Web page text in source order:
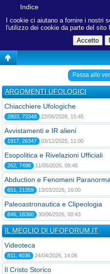
I cookie ci aiutano a fornire i nostri
l'utilizzo dei cookie da parte del sito
Indice
Passa allo
ARGOMENTI UFOLOGICI
Chiacchiere Ufologiche
2803, 73348 22/06/2026, 15:45
Avvistamenti e IR alieni
1917, 26347 03/12/2025, 11:00
Esopolitica e Rivelazioni Ufficiali
262, 7498 11/05/2026, 09:48
Abduction e Fenomeni
651, 21359 13/03/2026, 16:00
Paleoastronautica e Clipeologia
846, 18360 30/06/2026, 00:43
IL MEGLIO DI UFOFORUM.IT
Videoteca
811, 4036 24/04/2026, 14:06
Il Cristo Storico